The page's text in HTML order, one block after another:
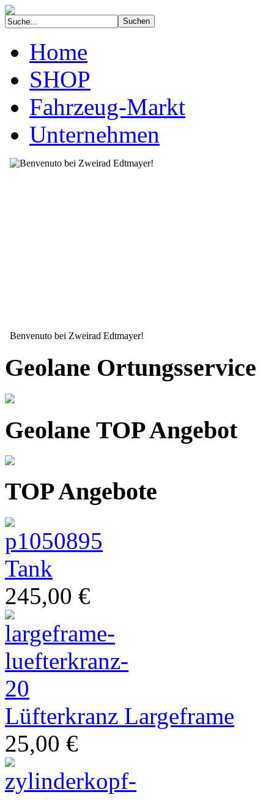
Home
SHOP
Fahrzeug-Markt
Unternehmen
Benvenuto bei Zweirad Edtmayer!
Seit mehr als 15 Jahren ihr zuverlässiger Partner wenn es um ihr
Ihr Spezialist für italienische Zweiräder
Geolane Ortungsservice
Geolane TOP Angebot
TOP Angebote
Tank
245,00 €
Lüfterkranz Largeframe
25,00 €